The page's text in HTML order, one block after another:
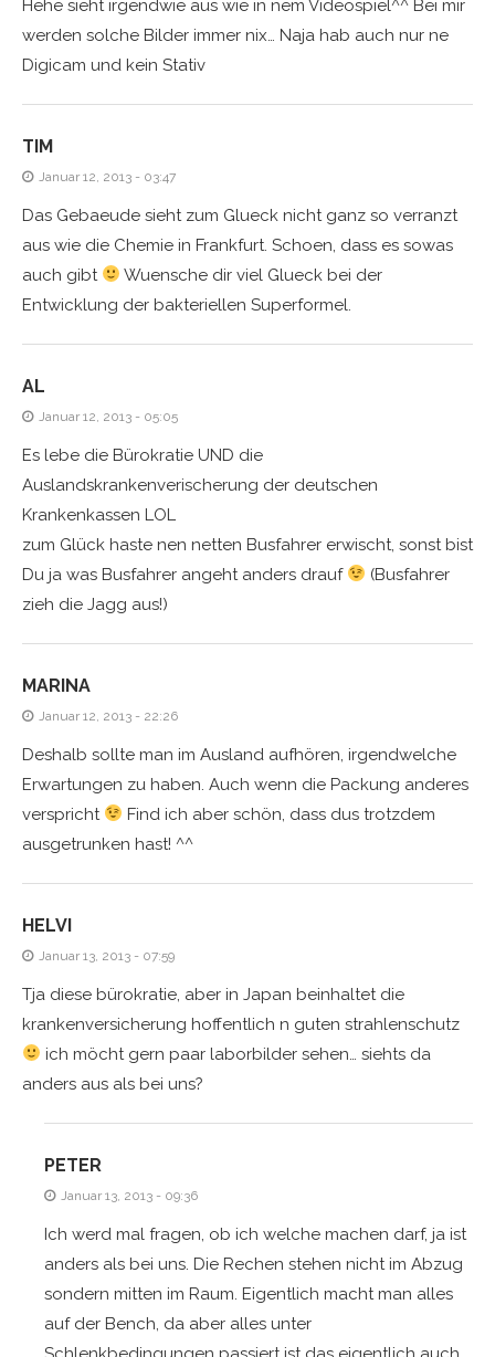
Hehe sieht irgendwie aus wie in nem Videospiel^^ Bei mir
werden solche Bilder immer nix… Naja hab auch nur ne
Digicam und kein Stativ
TIM
Januar 12, 2013 - 03:47
Das Gebaeude sieht zum Glueck nicht ganz so verranzt
aus wie die Chemie in Frankfurt. Schoen, dass es sowas
auch gibt
Wuensche dir viel Glueck bei der
Entwicklung der bakteriellen Superformel.
AL
Januar 12, 2013 - 05:05
Es lebe die Bürokratie UND die
Auslandskrankenverischerung der deutschen
Krankenkassen LOL
zum Glück haste nen netten Busfahrer erwischt, sonst bist
Du ja was Busfahrer angeht anders drauf
(Busfahrer
zieh die Jagg aus!)
MARINA
Januar 12, 2013 - 22:26
Deshalb sollte man im Ausland aufhören, irgendwelche
Erwartungen zu haben. Auch wenn die Packung anderes
verspricht
Find ich aber schön, dass dus trotzdem
ausgetrunken hast! ^^
HELVI
Januar 13, 2013 - 07:59
Tja diese bürokratie, aber in Japan beinhaltet die
krankenversicherung hoffentlich n guten strahlenschutz
ich möcht gern paar laborbilder sehen… siehts da
anders aus als bei uns?
PETER
Januar 13, 2013 - 09:36
Ich werd mal fragen, ob ich welche machen darf, ja ist
anders als bei uns. Die Rechen stehen nicht im Abzug
sondern mitten im Raum. Eigentlich macht man alles
auf der Bench, da aber alles unter